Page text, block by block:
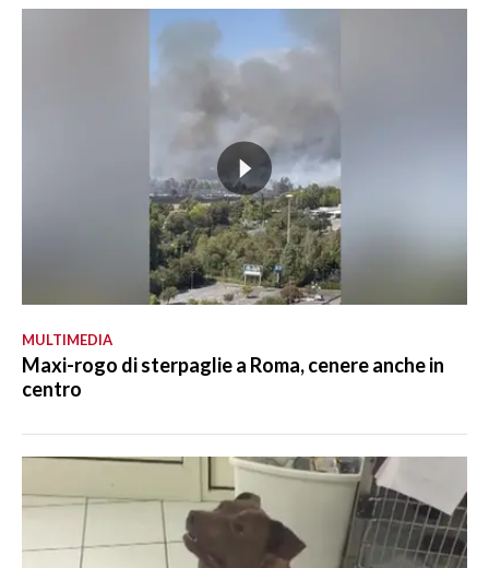
MULTIMEDIA
Maxi-rogo di sterpaglie a Roma, cenere anche in
centro